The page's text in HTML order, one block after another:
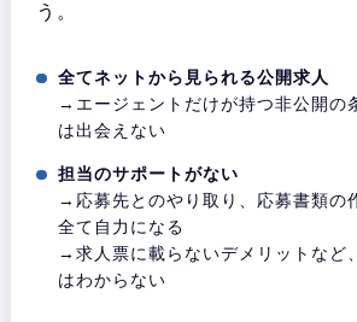
う。
全てネットから見られる公開求人
→エージェントだけが持つ非公開の
は出会えない
担当のサポートがない
→応募先とのやり取り、応募書類の
全て自力になる
→求人票に載らないデメリットなど
はわからない